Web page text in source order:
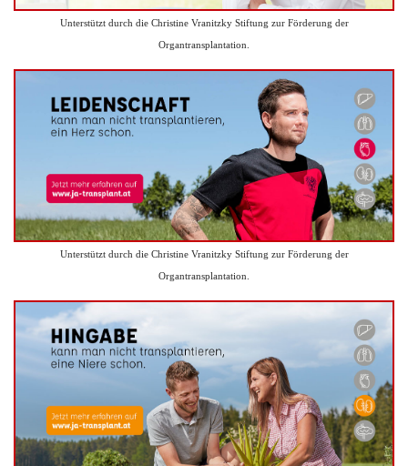
Unterstützt durch die Christine Vranitzky Stiftung zur Förderung der
Organtransplantation.
Unterstützt durch die Christine Vranitzky Stiftung zur Förderung der
Organtransplantation.